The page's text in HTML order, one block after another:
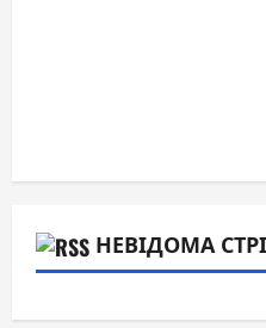
НЕВІДОМА